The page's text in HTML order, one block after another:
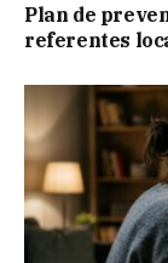
Plan de
referentes